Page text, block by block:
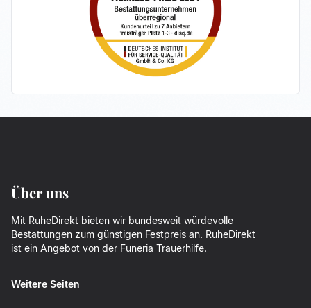
Über uns
Mit RuheDirekt bieten wir bundesweit würdevolle
Bestattungen zum günstigen Festpreis an. RuheDirekt
ist ein Angebot von der Funeria Trauerhilfe.
Weitere Seiten